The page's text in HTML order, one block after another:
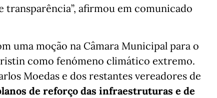
afirmou em comunicado
uma moção na Câmara Municipal para o
como fenómeno climático extremo.
Moedas e dos restantes vereadores de
de reforço das infraestruturas e de